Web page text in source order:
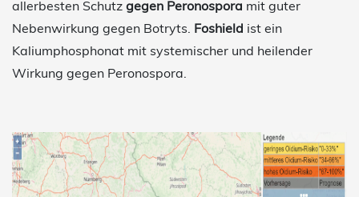
allerbesten Schutz gegen Peronospora mit guter
Nebenwirkung gegen Botryts. Foshield ist ein
Kaliumphosphonat mit systemischer und heilender
Wirkung gegen Peronospora.